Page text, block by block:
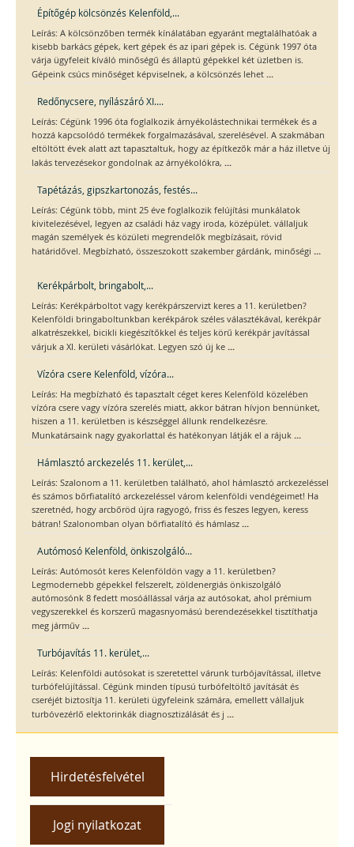
Építőgép kölcsönzés Kelenföld,...
Leírás: A kölcsönzőben termék kínálatában egyaránt megtalálhatóak a
kisebb barkács gépek, kert gépek és az ipari gépek is. Cégünk 1997 óta
várja ügyfeleit kíváló minőségű és állaptú gépekkel két üzletben is.
Gépeink csúcs minőséget képviselnek, a kölcsönzés lehet ...
Redőnycsere, nyílászáró XI....
Leírás: Cégünk 1996 óta foglalkozik árnyékolástechnikai termékek és a
hozzá kapcsolódó termékek forgalmazásával, szerelésével. A szakmában
eltöltött évek alatt azt tapasztaltuk, hogy az építkezők már a ház illetve új
lakás tervezésekor gondolnak az árnyékolókra, ...
Tapétázás, gipszkartonozás, festés...
Leírás: Cégünk több, mint 25 éve foglalkozik felújítási munkálatok
kivitelezésével, legyen az családi ház vagy iroda, középület. vállaljuk
magán személyek és közületi megrendelők megbízásait, rövid
határidővel. Megbízható, összeszokott szakember gárdánk, minőségi ...
Kerékpárbolt, bringabolt,...
Leírás: Kerékpárboltot vagy kerékpárszervizt keres a 11. kerületben?
Kelenföldi bringaboltunkban kerékpárok széles választékával, kerékpár
alkatrészekkel, bicikli kiegészítőkkel és teljes körű kerékpár javítással
várjuk a XI. kerületi vásárlókat. Legyen szó új ke ...
Vízóra csere Kelenföld, vízóra...
Leírás: Ha megbízható és tapasztalt céget keres Kelenföld közelében
vízóra csere vagy vízóra szerelés miatt, akkor bátran hívjon bennünket,
hiszen a 11. kerületben is készséggel állunk rendelkezésre.
Munkatársaink nagy gyakorlattal és hatékonyan látják el a rájuk ...
Hámlasztó arckezelés 11. kerület,...
Leírás: Szalonom a 11. kerületben található, ahol hámlasztó arckezeléssel
és számos bőrfiatalító arckezeléssel várom kelenföldi vendégeimet! Ha
szeretnéd, hogy arcbőröd újra ragyogó, friss és feszes legyen, keress
bátran! Szalonomban olyan bőrfiatalító és hámlasz ...
Autómosó Kelenföld, önkiszolgáló...
Leírás: Autómosót keres Kelenföldön vagy a 11. kerületben?
Legmodernebb gépekkel felszerelt, zöldenergiás önkiszolgáló
autómosónk 8 fedett mosóállással várja az autósokat, ahol prémium
vegyszerekkel és korszerű magasnyomású berendezésekkel tisztíthatja
meg járműv ...
Turbójavítás 11. kerület,...
Leírás: Kelenföldi autósokat is szeretettel várunk turbójavítással, illetve
turbófelújítással. Cégünk minden típusú turbófeltöltő javítását és
cseréjét biztosítja 11. kerületi ügyfeleink számára, emellett vállaljuk
turbóvezérlő elektorinkák diagnosztizálását és j ...
Hirdetésfelvétel
Jogi nyilatkozat